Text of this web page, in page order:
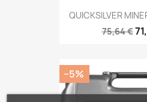
QUICKSILVER
75,64 €
−5%